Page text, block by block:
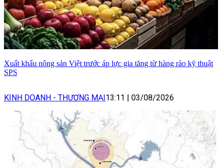
Xuất khẩu nông sản Việt trước áp lực gia tăng từ hàng rào kỹ thuật
SPS
KINH DOANH - THƯƠNG MẠI 13:11 03/08/2026